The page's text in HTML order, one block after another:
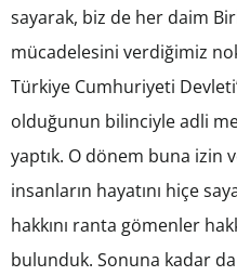
sayarak, biz de her daim
mücadelesini verdiğimiz
Türkiye Cumhuriyeti
olduğunun bilinciyle adli
yaptık. O dönem buna izin
insanların hayatını hiçe
hakkını ranta gömenler
bulunduk. Sonuna kadar